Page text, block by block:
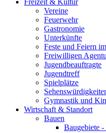
Freizeit & Kultur
Vereine
Feuerwehr
Gastronomie
Unterkünfte
Feste und Feiern
Freiwilligen
Jugendbeauftragte
Jugendtreff
Spielplätze
Gymnastik und
Wirtschaft & Standort
Bauen
Baugebiete -